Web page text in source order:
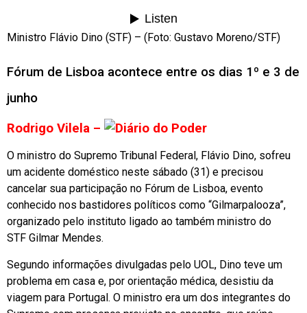
Ministro Flávio Dino (STF) – (Foto: Gustavo Moreno/STF)
Fórum de Lisboa acontece entre os dias 1º e 3 de
junho
Rodrigo Vilela –
O ministro do Supremo Tribunal Federal, Flávio Dino, sofreu
um acidente doméstico neste sábado (31) e precisou
cancelar sua participação no Fórum de Lisboa, evento
conhecido nos bastidores políticos como “Gilmarpalooza”,
organizado pelo instituto ligado ao também ministro do
STF Gilmar Mendes.
Segundo informações divulgadas pelo UOL, Dino teve um
problema em casa e, por orientação médica, desistiu da
viagem para Portugal. O ministro era um dos integrantes do